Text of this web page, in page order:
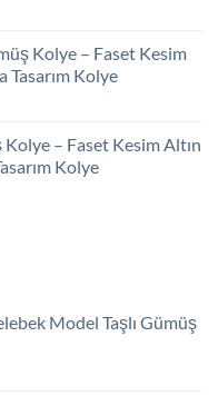
Kolye – Faset Kesim
Tasarım Kolye
Kolye – Faset Kesim Altın
Kolye
Model Taşlı Gümüş